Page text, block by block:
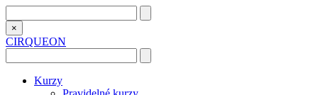
×
CIRQUEON
Kurzy